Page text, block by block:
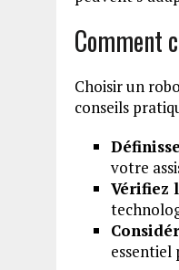
Comment
Choisir un
conseils
votre
Vérifiez